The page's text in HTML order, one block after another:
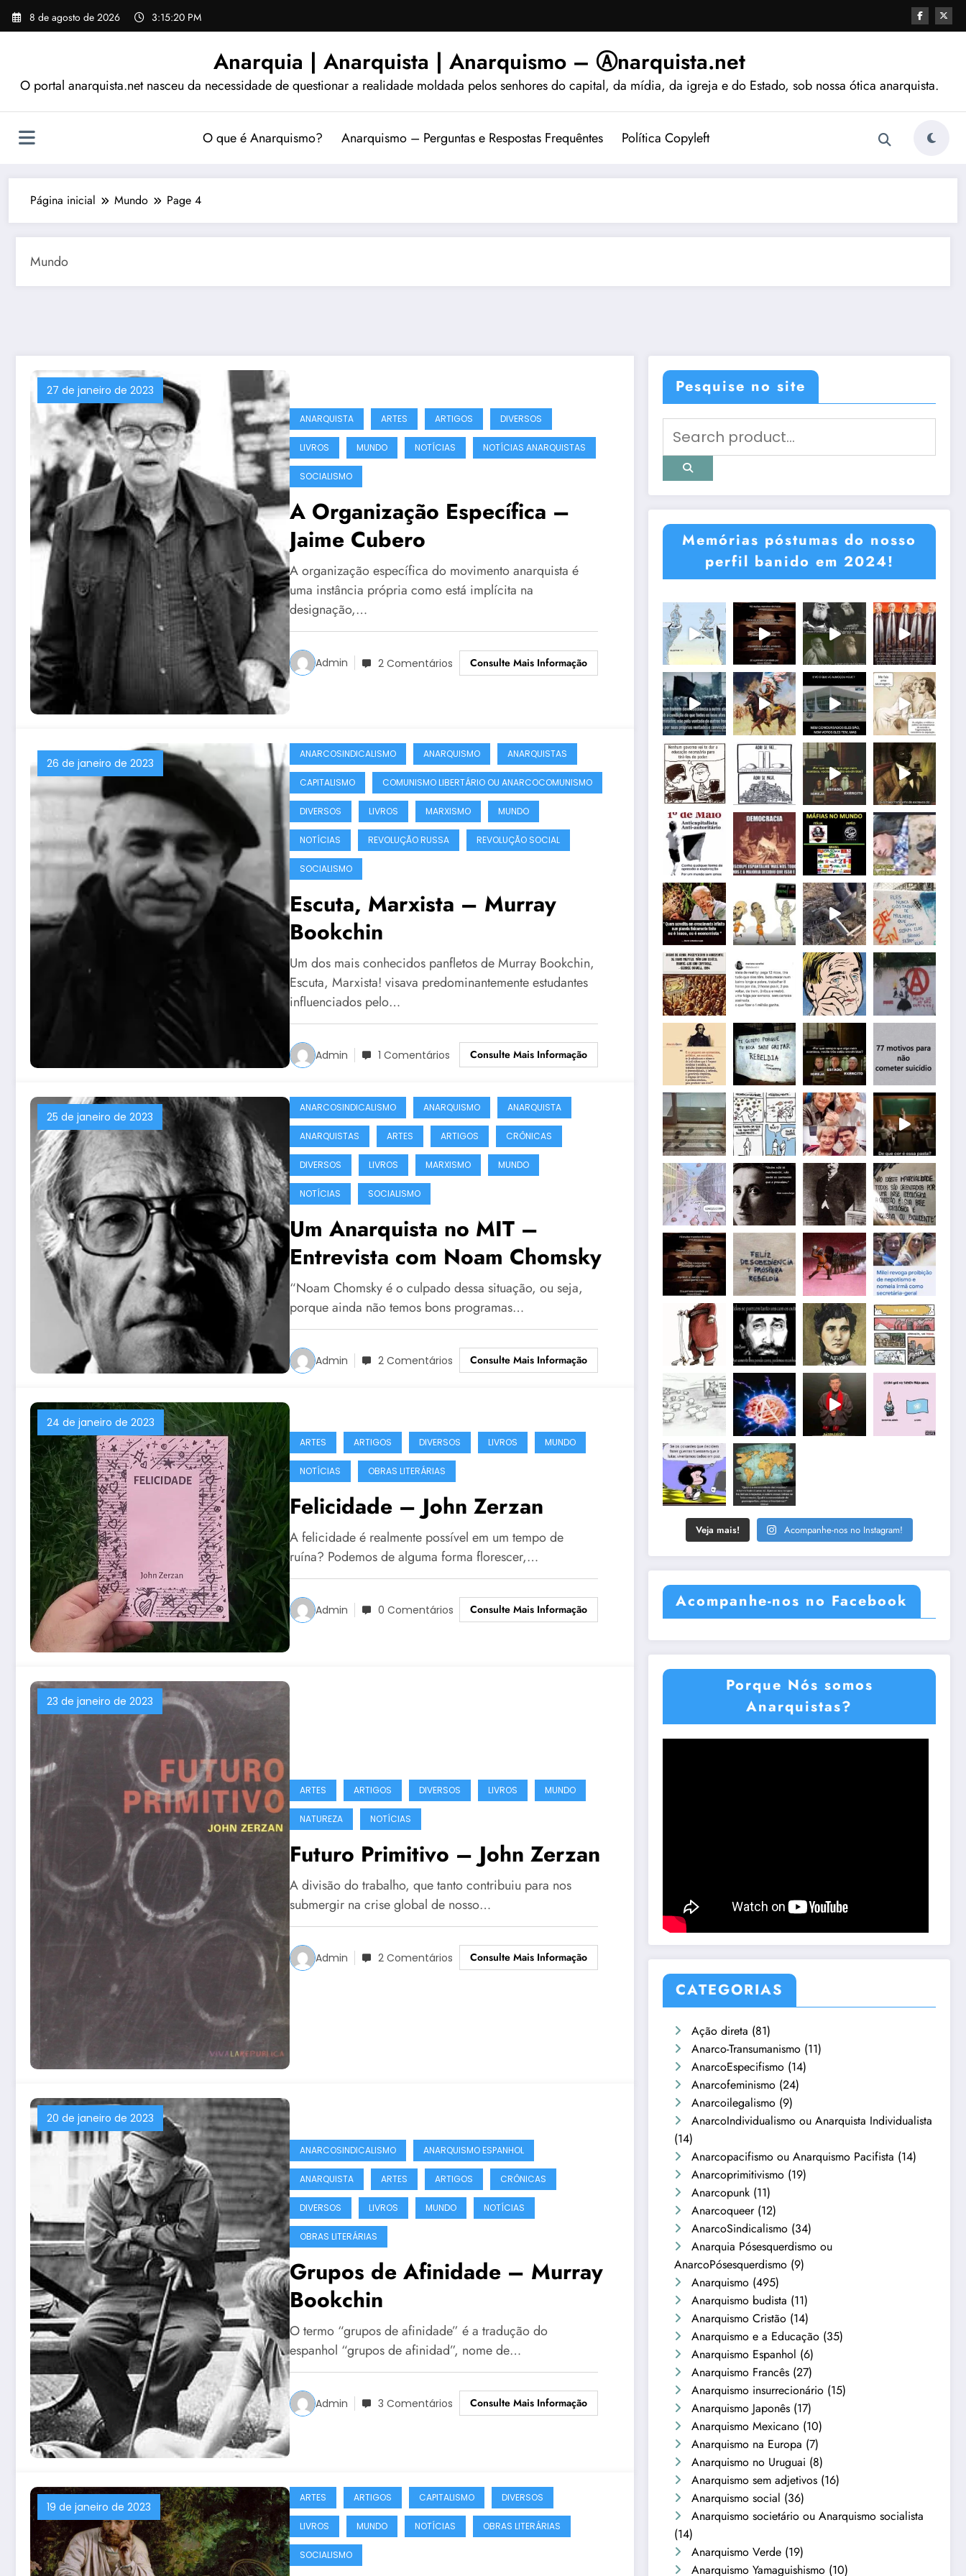
Pular
para
8 de agosto de 2026 3:15:22 PM
Anarquia | Anarquista | Anarquismo – Ⓐnarquista.net
O portal anarquista.net nasceu da necessidade de questionar a realidade moldada pelos senhores do capital, da mídia, da igreja e do Estado, sob nossa ótica anarquista.
O que é Anarquismo? Anarquismo – Perguntas e Respostas Frequêntes Política Copyleft
Página inicial Mundo Page 4
Mundo
27 de janeiro de 2023
ANARQUISTA ARTES ARTIGOS DIVERSOS
LIVROS MUNDO NOTÍCIAS NOTÍCIAS ANARQUISTAS
SOCIALISMO
A Organização Específica –
Jaime Cubero
A organização específica do movimento anarquista é
uma instância própria como está implícita na
designação,…
Admin 2 Comentários Consulte Mais Informação
26 de janeiro de 2023
ANARCOSINDICALISMO ANARQUISMO ANARQUISTAS
CAPITALISMO COMUNISMO LIBERTÁRIO OU ANARCOCOMUNISMO
DIVERSOS LIVROS MARXISMO MUNDO
NOTÍCIAS REVOLUÇÃO RUSSA REVOLUÇÃO SOCIAL
SOCIALISMO
Escuta, Marxista – Murray
Bookchin
Um dos mais conhecidos panfletos de Murray Bookchin,
Escuta, Marxista! visava predominantemente estudantes
influenciados pelo…
Admin 1 Comentários Consulte Mais Informação
25 de janeiro de 2023
ANARCOSINDICALISMO ANARQUISMO ANARQUISTA
ANARQUISTAS ARTES ARTIGOS CRÔNICAS
DIVERSOS LIVROS MARXISMO MUNDO
NOTÍCIAS SOCIALISMO
Um Anarquista no MIT –
Entrevista com Noam Chomsky
“Noam Chomsky é o culpado dessa situação, ou seja,
porque ainda não temos bons programas…
Admin 2 Comentários Consulte Mais Informação
24 de janeiro de 2023
ARTES ARTIGOS DIVERSOS LIVROS MUNDO
NOTÍCIAS OBRAS LITERÁRIAS
Felicidade – John Zerzan
A felicidade é realmente possível em um tempo de
ruína? Podemos de alguma forma florescer,…
Admin 0 Comentários Consulte Mais Informação
23 de janeiro de 2023
ARTES ARTIGOS DIVERSOS LIVROS MUNDO
NATUREZA NOTÍCIAS
Futuro Primitivo – John Zerzan
A divisão do trabalho, que tanto contribuiu para nos
submergir na crise global de nosso…
Admin 2 Comentários Consulte Mais Informação
20 de janeiro de 2023
ANARCOSINDICALISMO ANARQUISMO ESPANHOL
ANARQUISTA ARTES ARTIGOS CRÔNICAS
DIVERSOS LIVROS MUNDO NOTÍCIAS
OBRAS LITERÁRIAS
Grupos de Afinidade – Murray
Bookchin
O termo “grupos de afinidade” é a tradução do
espanhol “grupos de afinidad”, nome de…
Admin 3 Comentários Consulte Mais Informação
19 de janeiro de 2023
ARTES ARTIGOS CAPITALISMO DIVERSOS
LIVROS MUNDO NOTÍCIAS OBRAS LITERÁRIAS
SOCIALISMO
Pesquise no site
Memórias póstumas do nosso
perfil banido em 2024!
Veja mais! Acompanhe-nos no Instagram!
Acompanhe-nos no Facebook
Porque Nós somos
Anarquistas?
CATEGORIAS
Ação direta (81)
Anarco-Transumanismo (11)
AnarcoEspecifismo (14)
Anarcofeminismo (24)
Anarcoilegalismo (9)
AnarcoIndividualismo ou Anarquista Individualista
(14)
Anarcopacifismo ou Anarquismo Pacifista (14)
Anarcoprimitivismo (19)
Anarcopunk (11)
Anarcoqueer(12)
AnarcoSindicalismo (34)
Anarquia Pósesquerdismo ou
AnarcoPósesquerdismo (9)
Anarquismo (495)
Anarquismo budista (11)
Anarquismo Cristão (14)
Anarquismo e a Educação (35)
Anarquismo Espanhol (6)
Anarquismo Francês (27)
Anarquismo insurrecionário (15)
Anarquismo Japonês (17)
Anarquismo Mexicano (10)
Anarquismo na Europa (7)
Anarquismo no Uruguai (8)
Anarquismo sem adjetivos (16)
Anarquismo social (36)
Anarquismo societário ou Anarquismo socialista
(14)
Anarquismo Verde (19)
Anarquismo Yamaguishismo (10)